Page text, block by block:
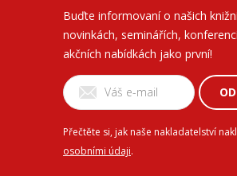
Buďte informovaní o našich
novinkách, seminářích,
akčních nabídkách jako první!
Přečtěte si, jak naše nakladatelství
osobními údaji.